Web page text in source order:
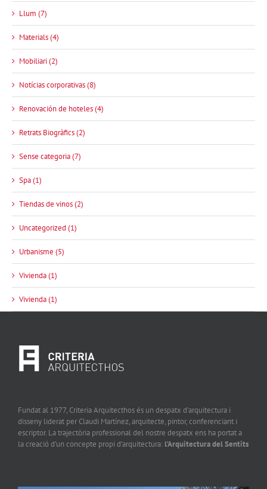
Llum (7)
Materials (4)
Mobiliari (2)
Notícias corporativas (8)
Renovación de hoteles (4)
Retrats Biogràfics (2)
Sense categoria (7)
Spa (1)
Tiendas de vinos (2)
Uncategorized (1)
Urbanisme (5)
Vivienda (1)
Vivienda (1)
Fundat al 1977, Criteria Arquitecthos és un despatx d’arquitectura i
disseny liderat per Claudi Martínez, arquitecte, pintor, conferenciant i
escriptor. La trajectòria professional del nostre despatx ens ha portat a
la creació d’un concepte propi d’arquitectura: l’Arquitectura del Sentits